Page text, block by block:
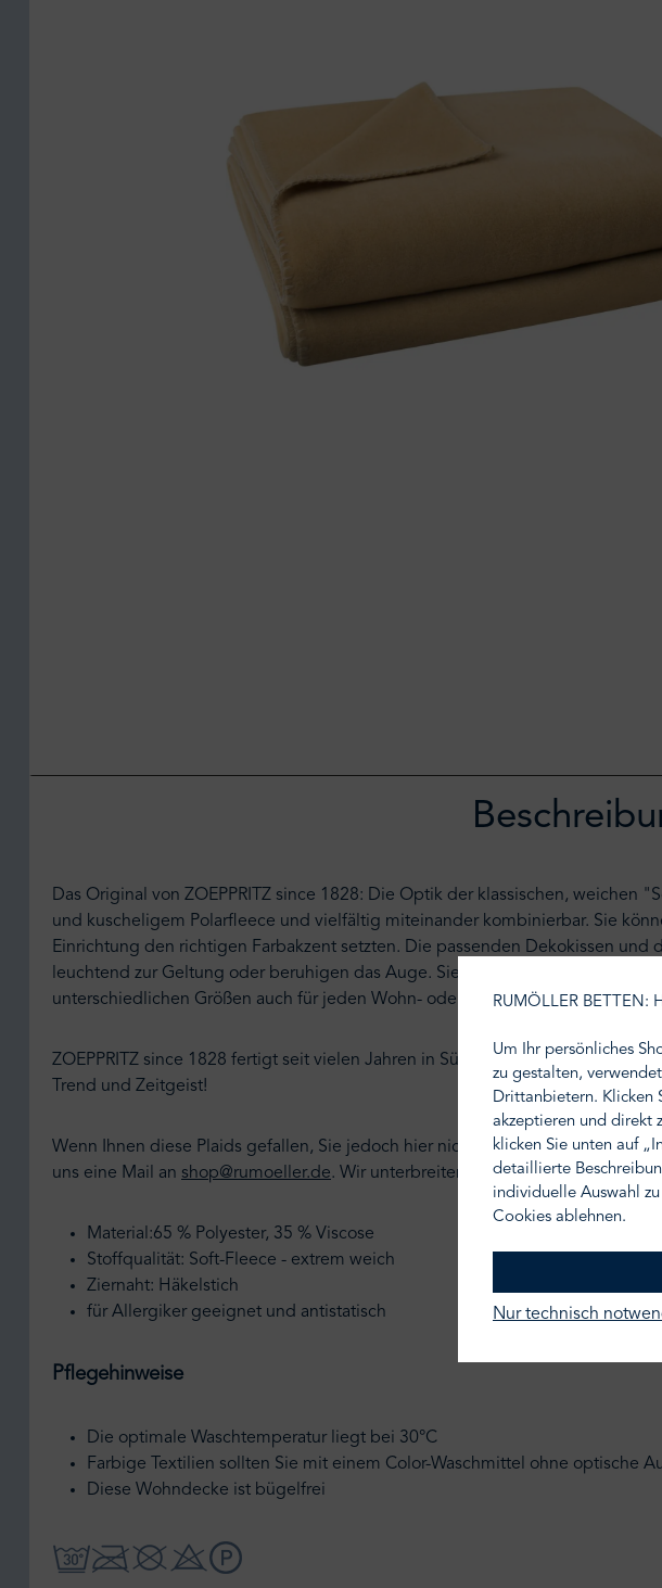
Das Original von ZOEPPRITZ since 1828: Die Optik der klassischen,
und kuscheligem Polarfleece und vielfältig miteinander kombinierbar. Sie
Einrichtung den richtigen Farbakzent setzten. Die passenden Dekokissen
leuchtend zur Geltung oder beruhigen das Auge. Sie sind einfach ideal für
unterschiedlichen Größen auch für jeden Wohn- oder Schlafraum geeignet.
ZOEPPRITZ since 1828 fertigt seit vielen Jahren in Süddeutschland und
Trend und Zeitgeist!
Wenn Ihnen diese Plaids gefallen, Sie jedoch hier nicht Ihr Wunschmaß
uns eine Mail an shop@rumoeller.de. Wir unterbreiten Ihnen gern ein Angebot.
Material:65 % Polyester, 35 % Viscose
Stoffqualität: Soft-Fleece - extrem weich
Ziernaht: Häkelstich
für Allergiker geeignet und antistatisch
Pflegehinweise
Die optimale Waschtemperatur liegt bei 30°C
Farbige Textilien sollten Sie mit einem Color-Waschmittel ohne optische
Diese Wohndecke ist bügelfrei
RUMÖLLER BETTEN:
Um Ihr persönliches
zu gestalten,
Drittanbietern. Klicken
akzeptieren und direkt
klicken Sie unten auf
detaillierte
individuelle Auswahl
Cookies ablehnen.
Nur technisch